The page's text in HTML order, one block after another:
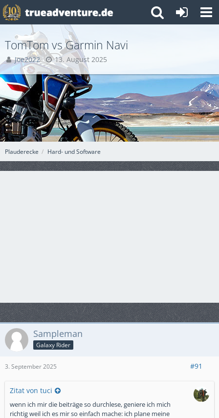
Plauderecke Hard- und Software
TomTom vs Garmin Navi
Joe2022 13. August 2025
Sampleman
Galaxy Rider
3. September 2025 #91
Zitat von tuci
wenn ich mir die beiträge so durchlese, geniere ich mich
richtig weil ich es mir so einfach mache: ich plane meine